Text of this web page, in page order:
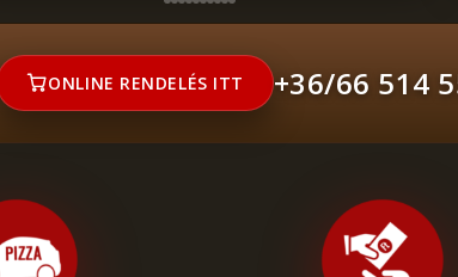
ONLINE RENDELÉS ITT +36/66 514